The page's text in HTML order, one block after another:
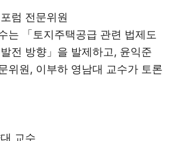
럼 전문위원
는 「토지주택공급 관련 법제도
전 방향」을 발제하고, 윤익준
위원, 이부하 영남대 교수가 토론
교수